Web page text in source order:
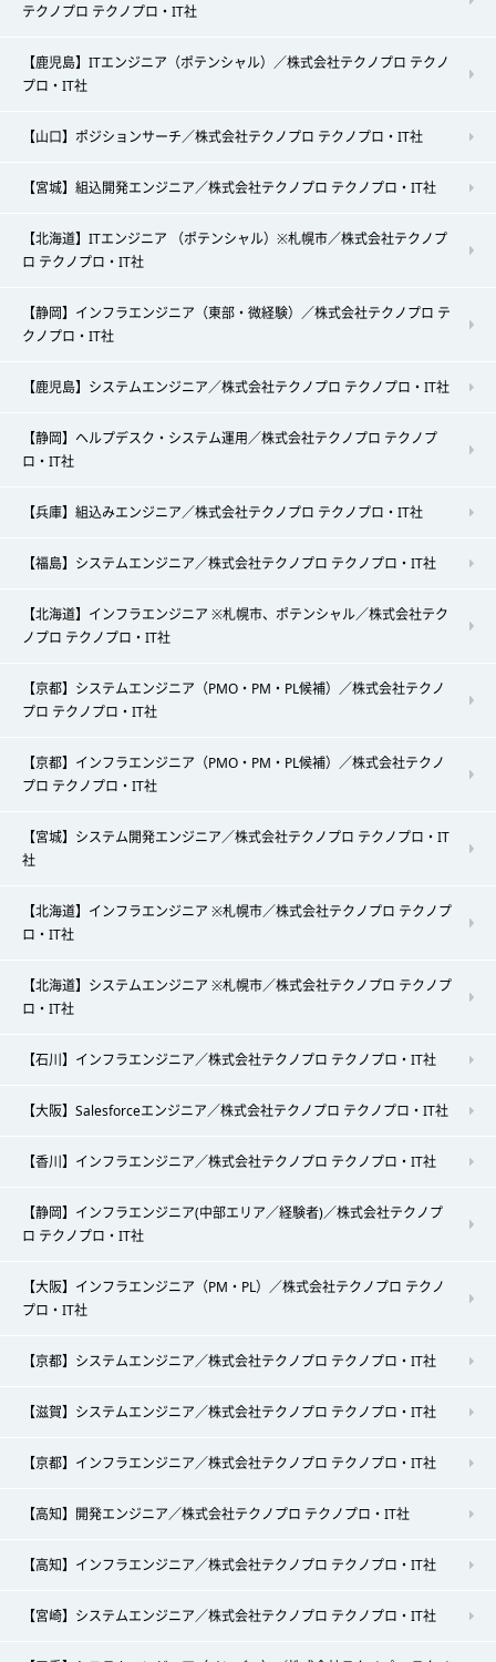
テクノプロ テクノプロ・IT社
【鹿児島】ITエンジニア（ポテンシャル）／株式会社テクノプロ テクノ
プロ・IT社
【山口】ポジションサーチ／株式会社テクノプロ テクノプロ・IT社
【宮城】組込開発エンジニア／株式会社テクノプロ テクノプロ・IT社
【北海道】ITエンジニア （ポテンシャル）※札幌市／株式会社テクノプ
ロ テクノプロ・IT社
【静岡】インフラエンジニア（東部・微経験）／株式会社テクノプロ テ
クノプロ・IT社
【鹿児島】システムエンジニア／株式会社テクノプロ テクノプロ・IT社
【静岡】ヘルプデスク・システム運用／株式会社テクノプロ テクノプ
ロ・IT社
【兵庫】組込みエンジニア／株式会社テクノプロ テクノプロ・IT社
【福島】システムエンジニア／株式会社テクノプロ テクノプロ・IT社
【北海道】インフラエンジニア ※札幌市、ポテンシャル／株式会社テク
ノプロ テクノプロ・IT社
【京都】システムエンジニア（PMO・PM・PL候補）／株式会社テクノ
プロ テクノプロ・IT社
【京都】インフラエンジニア（PMO・PM・PL候補）／株式会社テクノ
プロ テクノプロ・IT社
【宮城】システム開発エンジニア／株式会社テクノプロ テクノプロ・IT
社
【北海道】インフラエンジニア ※札幌市／株式会社テクノプロ テクノプ
ロ・IT社
【北海道】システムエンジニア ※札幌市／株式会社テクノプロ テクノプ
ロ・IT社
【石川】インフラエンジニア／株式会社テクノプロ テクノプロ・IT社
【大阪】Salesforceエンジニア／株式会社テクノプロ テクノプロ・IT社
【香川】インフラエンジニア／株式会社テクノプロ テクノプロ・IT社
【静岡】インフラエンジニア(中部エリア／経験者)／株式会社テクノプ
ロ テクノプロ・IT社
【大阪】インフラエンジニア（PM・PL）／株式会社テクノプロ テクノ
プロ・IT社
【京都】システムエンジニア／株式会社テクノプロ テクノプロ・IT社
【滋賀】システムエンジニア／株式会社テクノプロ テクノプロ・IT社
【京都】インフラエンジニア／株式会社テクノプロ テクノプロ・IT社
【高知】開発エンジニア／株式会社テクノプロ テクノプロ・IT社
【高知】インフラエンジニア／株式会社テクノプロ テクノプロ・IT社
【宮崎】システムエンジニア／株式会社テクノプロ テクノプロ・IT社